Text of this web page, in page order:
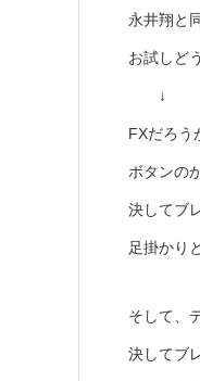
永井翔と
お試しど
↓
FXだろう
ボタンの
決してブ
足掛かり
そして、
決してブ